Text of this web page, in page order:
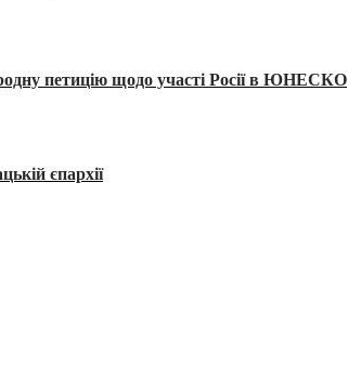
петицію щодо участі Росії в ЮНЕСКО
єпархії